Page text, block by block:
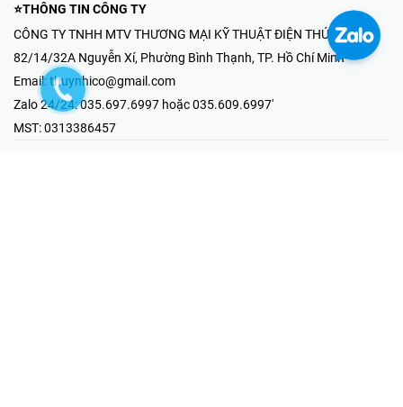
⭐THÔNG TIN CÔNG TY
CÔNG TY TNHH MTV THƯƠNG MẠI KỸ THUẬT ĐIỆN THÚY NHI
82/14/32A Nguyễn Xí, Phường Bình Thạnh, TP. Hồ Chí Minh
Email: thuynhico@gmail.com
Zalo 24/24:035.697.6997 hoặc 035.609.6997'
MST:0313386457